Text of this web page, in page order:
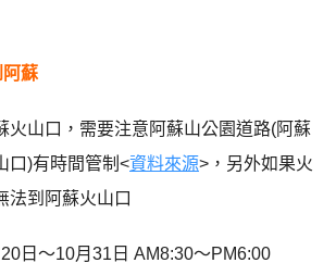
蘇
火山口，需要注意阿蘇山公園道路(阿蘇
口)有時間管制<資料來源>，另外如果火
法到阿蘇火山口
日～10月31日 AM8:30～PM6:00